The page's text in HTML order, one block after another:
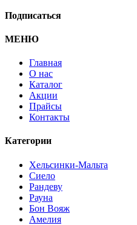
Шкаф 2-дверный "Хельсинки"
Подписаться
МЕНЮ
Главная
О нас
Каталог
Акции
Прайсы
Контакты
Категории
Хельсинки-Мальта
Сиело
Рандеву
Рауна
Бон Вояж
Амелия